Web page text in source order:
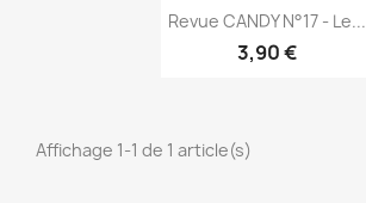
Aperçu rapide
Revue CANDY N°17 - Le...
3,90 €
Affichage 1-1 de 1 article(s)